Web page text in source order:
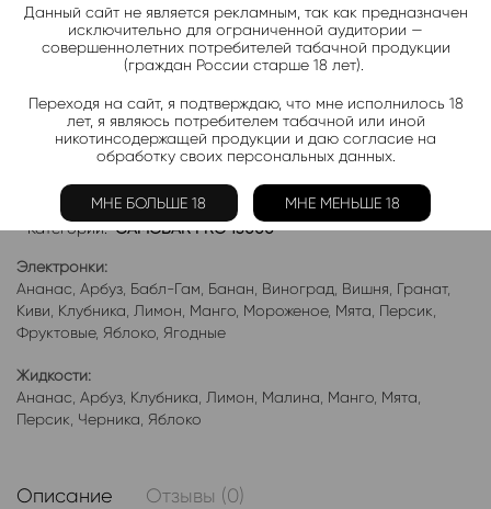
Telegram-канал 2000+
Подписаться
Добавить в избранное
Категории: CAMOBAR PRO 13000
Электронки:
Ананас Арбуз Бабл-Гам Банан Виноград Вишня Гранат,
Киви Клубника Лимон Манго Мороженое, Мята Персик
Фруктовые, Яблоко Ягодные
Жидкости:
Ананас Арбуз Клубника Лимон Малина Манго Мята
Персик Черника Яблоко
Описание Отзывы (0)
Данный сайт не является рекламным, так как предназначен
исключительно для ограниченной аудитории —
совершеннолетних потребителей табачной продукции
(граждан России старше 18 лет).
Переходя на сайт, я подтверждаю, что мне исполнилось 18
лет, я являюсь потребителем табачной или иной
никотинсодержащей продукции и даю согласие на
обработку своих персональных данных.
МНЕ БОЛЬШЕ 18 МНЕ МЕНЬШЕ 18